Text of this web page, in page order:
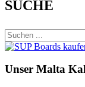
SUCHE
Unser Malta